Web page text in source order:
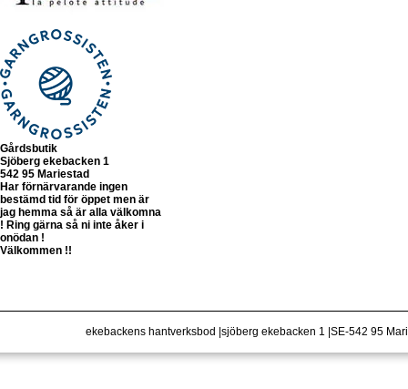
Gårdsbutik
Sjöberg ekebacken 1
542 95 Mariestad
Har förnärvarande ingen
bestämd tid för öppet men är
jag hemma så är alla välkomna
! Ring gärna så ni inte åker i
onödan !
Välkommen !!
ekebackens hantverksbod |sjöberg ekebacken 1 |SE-542 95